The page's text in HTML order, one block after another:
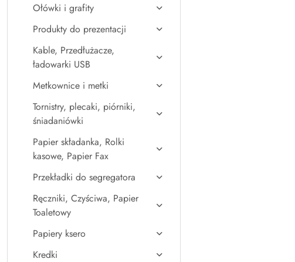
Ołówki i grafity
Produkty do prezentacji
Kable, Przedłużacze,
ładowarki USB
Metkownice i metki
Tornistry, plecaki, piórniki,
śniadaniówki
Papier składanka, Rolki
kasowe, Papier Fax
Przekładki do segregatora
Ręczniki, Czyściwa, Papier
Toaletowy
Papiery ksero
Kredki